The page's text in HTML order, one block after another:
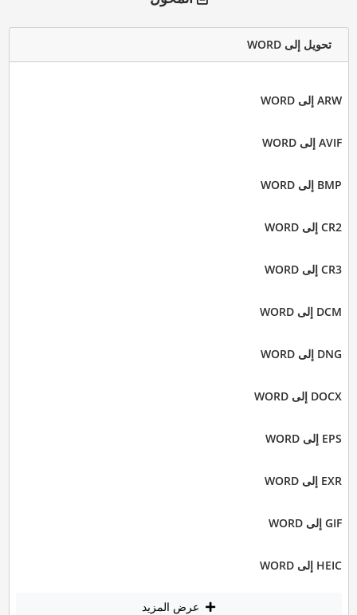
تحويل إلى WORD
ARW إلى WORD
AVIF إلى WORD
BMP إلى WORD
CR2 إلى WORD
CR3 إلى WORD
DCM إلى WORD
DNG إلى WORD
DOCX إلى WORD
EPS إلى WORD
EXR إلى WORD
GIF إلى WORD
HEIC إلى WORD
عرض المزيد